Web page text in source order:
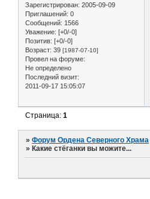
Зарегистрирован: 2005-09-09
Приглашений: 0
Сообщений: 1566
Уважение: [+0/-0]
Позитив: [+0/-0]
Возраст: 39 [1987-07-10]
Провел на форуме:
Не определено
Последний визит:
2011-09-17 15:05:07
Страница:1
»Форум Ордена Северного Храма
» Какие стёганки вы можите...